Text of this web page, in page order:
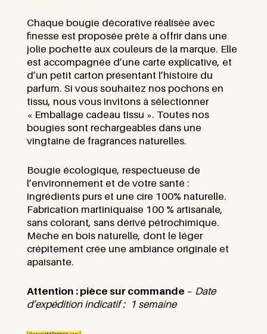
Chaque bougie décorative réalisée avec
finesse est proposée prête à offrir dans une
jolie pochette aux couleurs de la marque. Elle
est accompagnée d’une carte explicative, et
d’un petit carton présentant l’histoire du
parfum. Si vous souhaitez nos pochons en
tissu, nous vous invitons à sélectionner
« Emballage cadeau tissu ». Toutes nos
bougies sont rechargeables dans une
vingtaine de fragrances naturelles.
Bougie écologique, respectueuse de
l’environnement et de votre santé :
ingrédients purs et une cire 100% naturelle.
Fabrication martiniquaise 100 % artisanale,
sans colorant, sans dérivé pétrochimique.
Mèche en bois naturelle, dont le léger
crépitement crée une ambiance originale et
apaisante.
Attention : pièce sur commande – Date
d’expédition indicatif : 1 semaine